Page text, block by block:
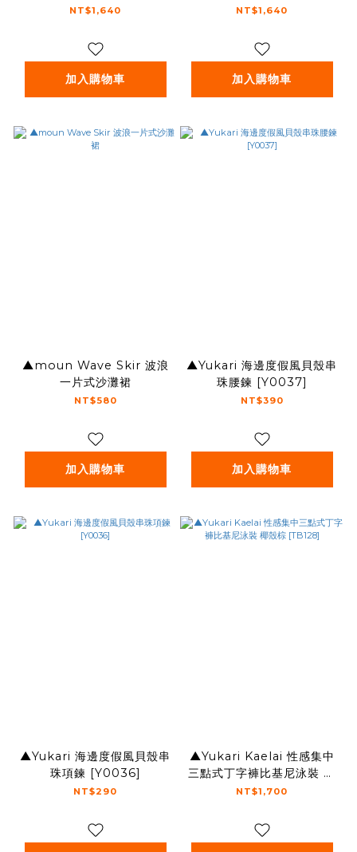
[TB151]
NT$1,640
加入購物車
[TB151]
NT$1,640
加入購物車
▲moun Wave Skir 波浪
一片式沙灘裙
NT$580
加入購物車
▲Yukari 海邊度假風貝殼串
珠腰鍊 [Y0037]
NT$390
加入購物車
▲Yukari 海邊度假風貝殼串
珠項鍊 [Y0036]
NT$290
▲Yukari Kaelai 性感集中
三點式丁字褲比基尼泳裝 椰
殼棕 [TB128]
NT$1,700